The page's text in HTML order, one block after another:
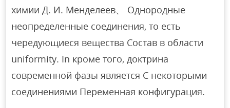
химии Д. И. Менделеев、 Однородные
неопределенные соединения, то есть
чередующиеся вещества Состав в области
uniformity. In кроме того, доктрина
современной фазы является С некоторыми
соединениями Переменная конфигурация.